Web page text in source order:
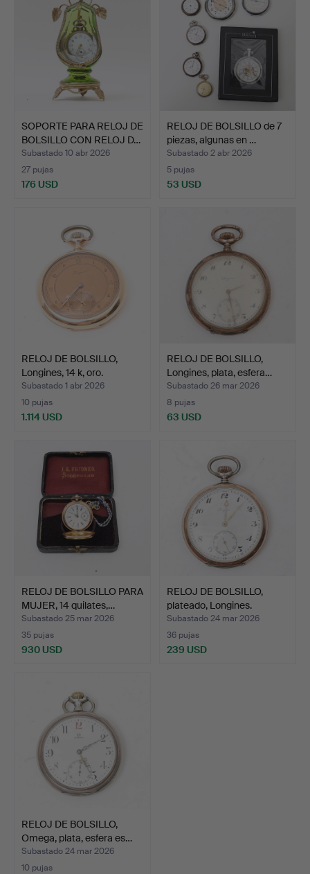
SOPORTE PARA RELOJ DE
BOLSILLO CON RELOJ D…
Subastado 10 abr 2026
27 pujas
176 USD
RELOJ DE BOLSILLO de 7
piezas, algunas en …
Subastado 2 abr 2026
5 pujas
53 USD
RELOJ DE BOLSILLO,
Longines, 14 k, oro.
Subastado 1 abr 2026
10 pujas
1.114 USD
RELOJ DE BOLSILLO,
Longines, plata, esfera…
Subastado 26 mar 2026
8 pujas
63 USD
RELOJ DE BOLSILLO PARA
MUJER, 14 quilates,…
Subastado 25 mar 2026
35 pujas
930 USD
RELOJ DE BOLSILLO,
plateado, Longines.
Subastado 24 mar 2026
36 pujas
239 USD
RELOJ DE BOLSILLO,
Omega, plata, esfera es…
Subastado 24 mar 2026
10 pujas